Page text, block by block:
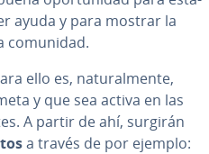
ayuda y para mostrar la
comunidad.
ello es, na­tu­ra­l­me­n­te,
y que sea activa en las
A partir de ahí, surgirán
a través de por ejemplo: